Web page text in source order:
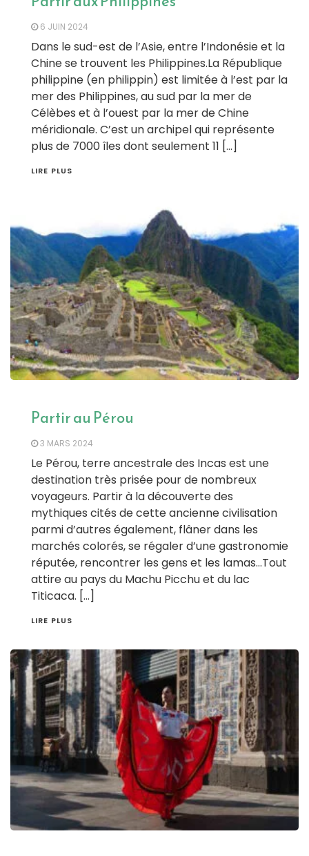
6 JUIN 2024
Dans le sud-est de l’Asie, entre l’Indonésie et la
Chine se trouvent les Philippines.La République
philippine (en philippin) est limitée à l’est par la
mer des Philippines, au sud par la mer de
Célèbes et à l’ouest par la mer de Chine
méridionale. C’est un archipel qui représente
plus de 7000 îles dont seulement 11 […]
LIRE PLUS
Partir au Pérou
3 MARS 2024
Le Pérou, terre ancestrale des Incas est une
destination très prisée pour de nombreux
voyageurs. Partir à la découverte des
mythiques cités de cette ancienne civilisation
parmi d’autres également, flâner dans les
marchés colorés, se régaler d’une gastronomie
réputée, rencontrer les gens et les lamas…Tout
attire au pays du Machu Picchu et du lac
Titicaca. […]
LIRE PLUS